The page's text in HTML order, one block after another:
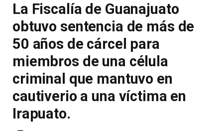
La Fiscalía de Guanajuato
obtuvo sentencia de más de
50 años de cárcel para
miembros de una célula
criminal que mantuvo en
cautiverio a una víctima en
Irapuato.